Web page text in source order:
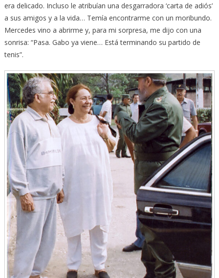
era delicado. Incluso le atribuían una desgarradora ‘carta de adiós’
a sus amigos y a la vida… Temía encontrarme con un moribundo.
Mercedes vino a abrirme y, para mi sorpresa, me dijo con una
sonrisa: “Pasa. Gabo ya viene… Está terminando su partido de
tenis”.